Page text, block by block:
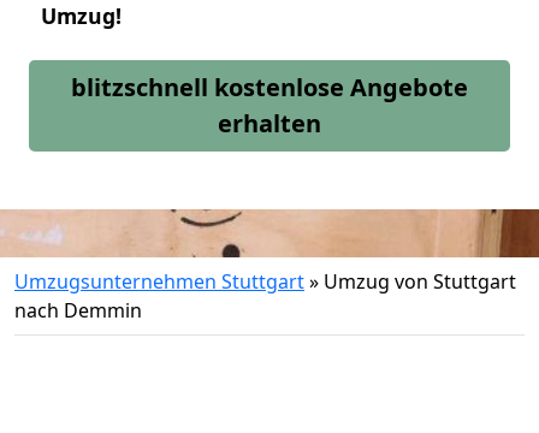
Umzug!
blitzschnell kostenlose Angebote
erhalten
Umzugsunternehmen Stuttgart» Umzug von Stuttgart
nach Demmin